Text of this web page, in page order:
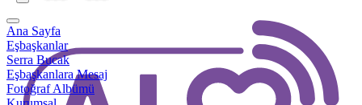
Ana Sayfa
Eşbaşkanlar
Serra Bucak
Eşbaşkanlara Mesaj
Fotoğraf Albümü